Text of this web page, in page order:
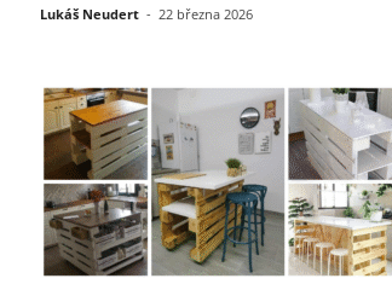
Lukáš Neudert - 22 března 2026